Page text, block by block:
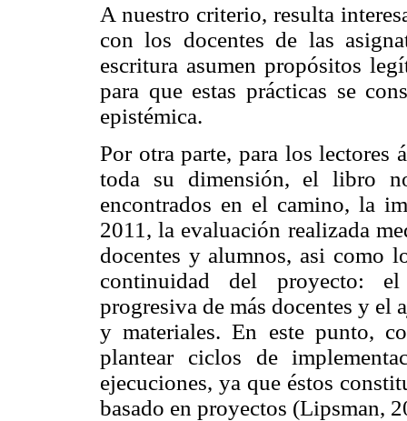
A nuestro criterio, resulta
con los docentes de las
escritura asumen propósitos
para que estas prácticas se
epistémica.
Por otra parte, para los lectores
toda su dimensión, el libro
encontrados en el camino, la
2011, la evaluación realizada
docentes y alumnos, asi como
continuidad del proyecto:
progresiva de más docentes y
y materiales. En este punto,
plantear ciclos de
ejecuciones, ya que éstos
basado en proyectos (Lipsman,